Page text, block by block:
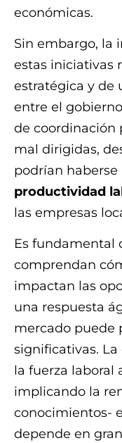
económicas.
Sin embargo, la
estas iniciativas
estratégica y de
entre el
de coordinación
mal dirigidas,
podrían
productividad
las empresas
Es fundamental
comprendan
impactan las
una respuesta
mercado puede
significativas.
la fuerza laboral
implicando la
conocimientos-
depende en